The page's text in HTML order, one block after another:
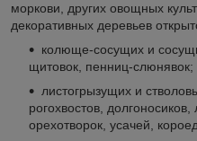
моркови, других овощных
декоративных деревьев
колюще-сосущих и
щитовок, пенниц-слюнявок;
листогрызущих и
рогохвостов,
орехотворок, усачей,